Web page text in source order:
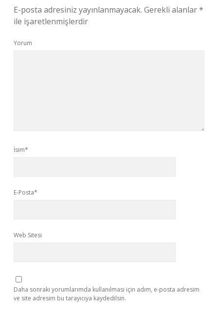
E-posta adresiniz yayınlanmayacak. Gerekli alanlar*
ile işaretlenmişlerdir
Yorum
İsim*
E-Posta*
Web Sitesi
Daha sonraki yorumlarımda kullanılması için adım, e-posta adresim
ve site adresim bu tarayıcıya kaydedilsin.